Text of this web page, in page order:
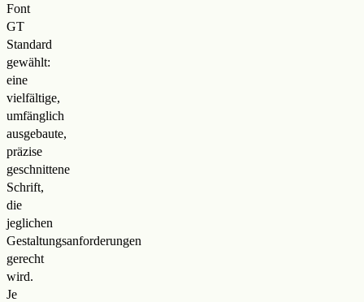
Font
GT
Standard
gewählt:
eine
vielfältige,
umfänglich
ausgebaute,
präzise
geschnittene
Schrift,
die
jeglichen
Gestaltungsanforderungen
gerecht
wird.
Je